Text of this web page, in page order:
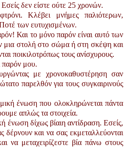
δεν είστε ούτε 25 χρονών.
Κλέβει μνήμες παλιότερων,
των ευτυχισμένων.
Και το μόνο παρόν είναι αυτό των
μια στολή στο σώμα ή στη σκέψη και
ποικιλοτρόπως τους ανίσχυρους.
παρόν μου.
με χρονοκαθυστέρηση σαν
παρελθόν για τους συγκαιρινούς
ένωση που ολοκληρώνεται πάντα
απλώς τα στοιχεία.
ένωση δίχως βίαιη αντίδραση. Εσείς,
δέρνουν και να σας εκμεταλλεύονται
να μεταχειρίζεστε βία πάνω στους